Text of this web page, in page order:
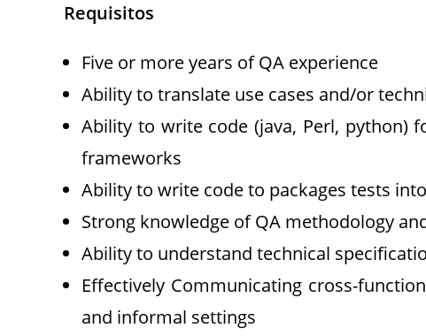
Requisitos
Five or more years of QA experience
Ability to translate use cases and/or
Ability to write code (java, Perl, python)
frameworks
Ability to write code to packages tests
Strong knowledge of QA methodology
Ability to understand technical
Effectively Communicating cross-
and informal settings